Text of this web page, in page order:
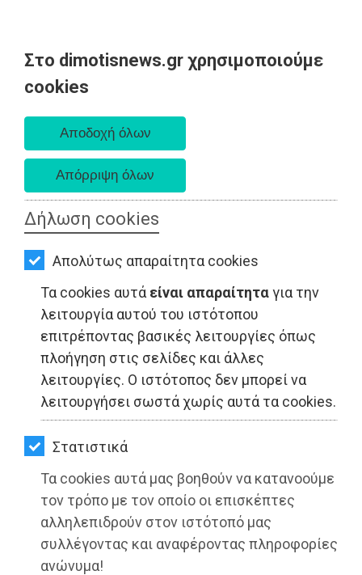
Στο dimotisnews.gr χρησιμοποιούμε
cookies
Δήλωση cookies
Απολύτως απαραίτητα cookies
Τα cookies αυτά είναι απαραίτηταγια την
λειτουργία αυτού του ιστότοπου
επιτρέποντας βασικές λειτουργίες όπως
πλοήγηση στις σελίδες και άλλες
λειτουργίες. Ο ιστότοπος δεν μπορεί να
λειτουργήσει σωστά χωρίς αυτά τα cookies.
Στατιστικά
Τα cookies αυτά μας βοηθούν να κατανοούμε
τον τρόπο με τον οποίο οι επισκέπτες
αλληλεπιδρούν στον ιστότοπό μας
συλλέγοντας και αναφέροντας πληροφορίες
ανώνυμα!
AΡΧΙΚΗ
ΕΙΔΗΣΕΙΣ
ΠΟΛΙΤΙΚΗ
ΤΟΠΙΚΗ
ΑΥΤΟΔΙΟΙΚΗΣΗ
ΟΙΚΟΝΟΜΙΑ
ΑΘΛΗΤΙΣΜΟΣ
ΠΟΛΙΤΙΣΜΟΣ
ΣΠΙΤΙ-
ΚΗΠΟΣ
ΥΓΕΙΑ
LIFESTYLE
ΤΑΞΙΔΙΑ
ΕΞΟΔΟΣ
ΠΕΡΙΒΑΛΛΟΝ
ΤΟΠΙΚΗ ΑΥΤΟΔΙΟΙΚΗΣΗ - Λαύριο